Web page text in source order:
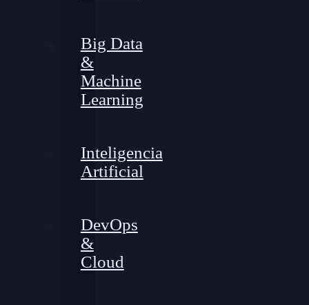
Big Data
&
Machine
Learning
Inteligencia
Artificial
DevOps
&
Cloud